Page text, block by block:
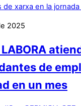
2025
LABORA
de
en un mes